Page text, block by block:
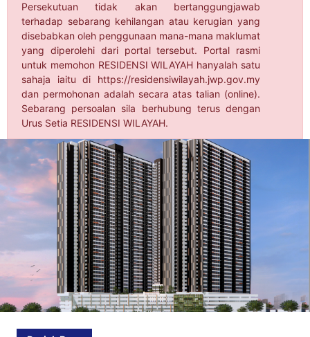
Persekutuan tidak akan bertanggungjawab
terhadap sebarang kehilangan atau kerugian yang
disebabkan oleh penggunaan mana-mana maklumat
yang diperolehi dari portal tersebut. Portal rasmi
untuk memohon RESIDENSI WILAYAH hanyalah satu
sahaja iaitu di https://residensiwilayah.jwp.gov.my
dan permohonan adalah secara atas talian (online).
Sebarang persoalan sila berhubung terus dengan
Urus Setia RESIDENSI WILAYAH.